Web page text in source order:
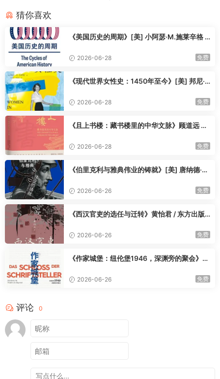
区别于国内脸谱化冯道传记，本书视角极其稀缺。
跳出王朝更迭叙事，立足东亚中古政治伦理、五代士人生态，对
照唐宋文人价值观流变。解析为何宋代之后气节文化崛起，冯道
彻底被时代抛弃；深挖中古「事君」与「爱民」两套价值观的冲
突。
文笔克制温润，依托墓志、自叙、朝野笔记交叉考证，无主观煽
情，层层拆解千年历史偏见，可读性极强。
——————————
2025年末人物史重磅，重新读懂五代风骨
浙江人民出版社2025年11月全新译本，译文精准贴合汉学文风。
重新定义冯道，也重新定义乱世士大夫的理想边界：到底成全个
人清名，才是忠义？还是保全世间万民，方为本心？
适合中古史爱好者、人物传记读者、思辨型读史人群，所有跳出
非黑即白、想看懂复杂人性的读者。
一死易，独活难，千古气节有大小，苍生安稳即心安✨
猜你喜欢
《美国历史的周期》[美] 小阿瑟·M.施莱辛格 /
2026-06-28 免费
《现代世界女性史：1450年至今》[美] 邦尼·
2025-10
2026-06-28 免费
《且上书楼：藏书楼里的中华文脉》顾道远 鲁
苏凤凰美术出版社 / 2025-9
2026-06-28 免费
《伯里克利与雅典伟业的铸就》[美] 唐纳德·卡
2026-06-26 免费
《西汉官吏的选任与迁转》黄怡君 / 东方出版
2026-06-26 免费
《作家城堡：纽伦堡1946，深渊旁的聚会》
25-92026-06-26 免费
评论 0